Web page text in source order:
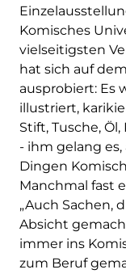
Komisches
vielseitigsten
hat sich auf
ausprobiert: Es
illustriert,
Stift, Tusche,
- ihm gelang
Dingen
Manchmal fast
„Auch Sachen,
Absicht
immer ins
zum Beruf